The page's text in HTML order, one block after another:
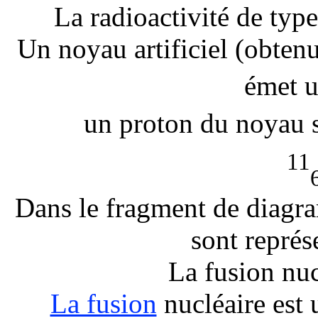
La radioactivité de
Un noyau artificiel
émet
un proton du noyau
11
Dans le fragment de
sont
La fusion
La fusion nucléaire est